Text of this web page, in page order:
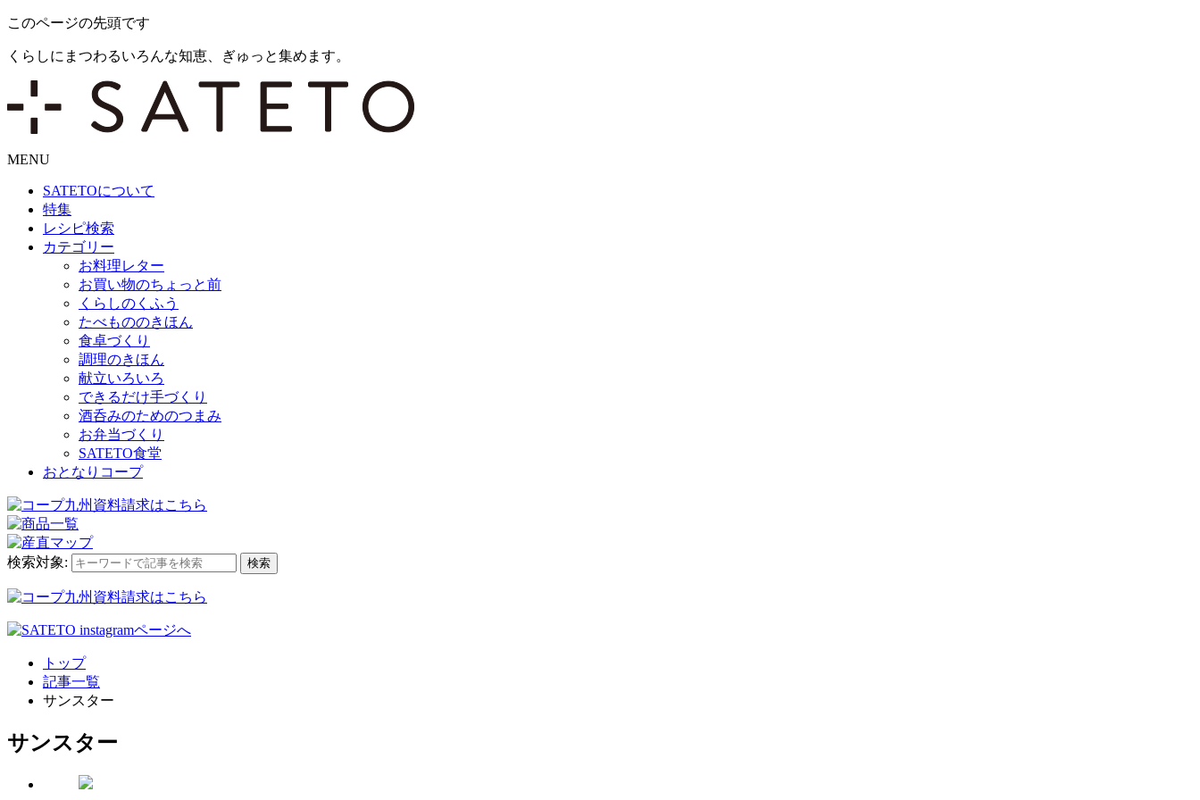
このページの先頭です
くらしにまつわるいろんな知恵、ぎゅっと集めます。
MENU
SATETOについて
特集
レシピ検索
カテゴリー
お料理レター
お買い物のちょっと前
くらしのくふう
たべもののきほん
食卓づくり
調理のきほん
献立いろいろ
できるだけ手づくり
酒呑みのためのつまみ
お弁当づくり
SATETO食堂
おとなりコープ
検索対象: 検索
トップ
記事一覧
サンスター
サンスター